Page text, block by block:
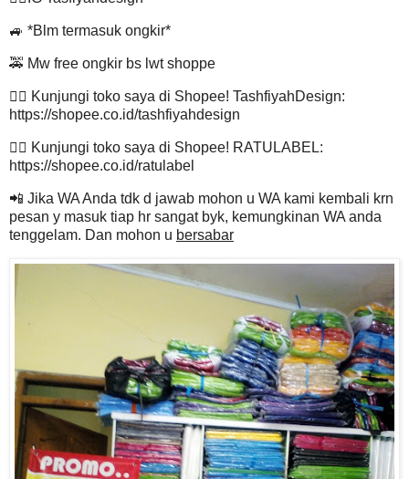
🚙 *Blm termasuk ongkir*
🚕 Mw free ongkir bs lwt shoppe
👉🏽 Kunjungi toko saya di Shopee! TashfiyahDesign:
https://shopee.co.id/tashfiyahdesign
👉🏽 Kunjungi toko saya di Shopee! RATULABEL:
https://shopee.co.id/ratulabel
📲 Jika WA Anda tdk d jawab mohon u WA kami kembali krn
pesan y masuk tiap hr sangat byk, kemungkinan WA anda
tenggelam. Dan mohon u bersabar